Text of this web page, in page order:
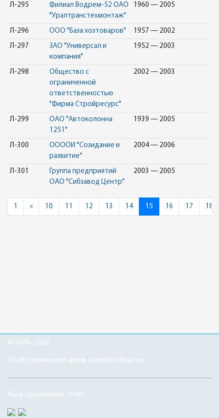
Л-295
Филиал Водрем-52 ОАО
"Уралтранстехмонтаж"
1960 — 2005
Л-296 ООО "База хозтоваров" 1957 — 2002
Л-297
ЗАО "Универсал и
компания"
1952 — 2003
Л-298
Общество с
ограниченной
ответственностью
"Фирма Стройресурс"
2002 — 2003
Л-299
ОАО "Автоколонна
1251"
1939 — 2005
Л-300
ООООИ "Созидание и
развитие"
2004 — 2006
Л-301
Группа предприятий
ОАО "Сибзавод Центр"
2003 — 2005
1 «Previous
10 11 12 13 14 15 16 17 18
© 1920–2026
БУ «Исторический архив Омской области»
Мы в социальных сетях